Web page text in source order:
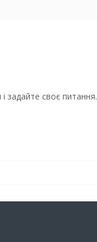
задайте своє питання.